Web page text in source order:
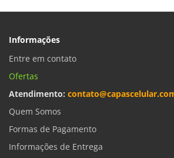
Informações
Entre em contato
Ofertas
Atendimento:
Quem Somos
Formas de Pagamento
Informações de Entrega